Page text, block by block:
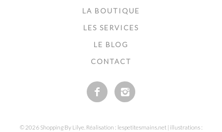
LA BOUTIQUE
LES SERVICES
LE BLOG
CONTACT
© 2026 Shopping By Lilye. Réalisation : lespetitesmains.net | illustrations :